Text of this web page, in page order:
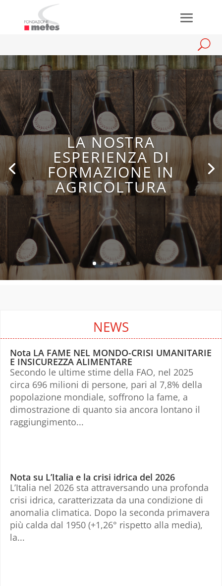
LA NOSTRA
ESPERIENZA DI
FORMAZIONE IN
AGRICOLTURA
NEWS
Nota LA FAME NEL MONDO-CRISI UMANITARIE
E INSICUREZZA ALIMENTARE
Secondo le ultime stime della FAO, nel 2025
circa 696 milioni di persone, pari al 7,8% della
popolazione mondiale, soffrono la fame, a
dimostrazione di quanto sia ancora lontano il
raggiungimento...
Nota su L’Italia e la crisi idrica del 2026
L’Italia nel 2026 sta attraversando una profonda
crisi idrica, caratterizzata da una condizione di
anomalia climatica. Dopo la seconda primavera
più calda dal 1950 (+1,26° rispetto alla media),
la...